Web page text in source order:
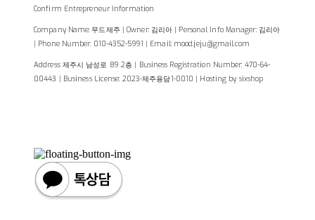
Confirm Entrepreneur Information
Company Name: 무드제주 | Owner: 김리아 | Personal Info Manager: 김리아
| Phone Number: 010-4352-5991 | Email: mood.jeju@gmail.com
Address: 제주시 남성로 89 2층 | Business Registration Number: 470-64-
00443 | Business License: 2023-제주용담1-0010 | Hosting by sixshop